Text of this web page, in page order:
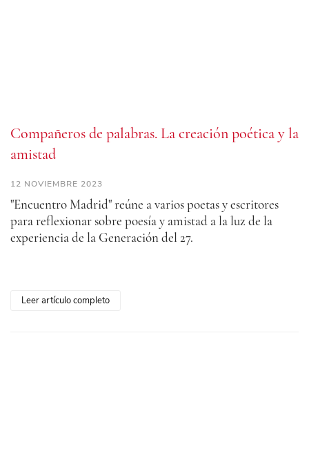
Compañeros de palabras. La creación poética y la
amistad
12 NOVIEMBRE 2023
"Encuentro Madrid" reúne a varios poetas y escritores
para reflexionar sobre poesía y amistad a la luz de la
experiencia de la Generación del 27.
Leer artículo completo